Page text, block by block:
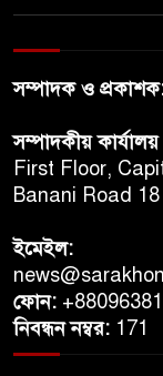
সম্পাদক ও
সম্পাদকীয়
First Floor,
Banani Road
ইমেইল:
ফোন:
নিবন্ধন নম্বর: 171